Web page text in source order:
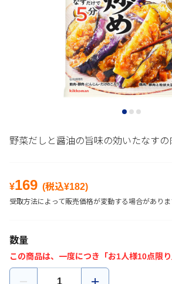
野菜だしと醤油の旨味の効いたなすの
¥169 (税込¥182)
受取方法によって販売価格が変動する場合がありま
数量
この商品は、一度につき「お1人様10点限り